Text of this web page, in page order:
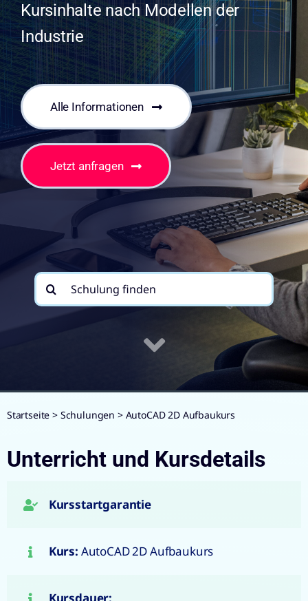
Kursinhalte nach Modellen der
Industrie
Alle Informationen
Jetzt anfragen
Suche
nach:
Startseite > Schulungen > AutoCAD 2D Aufbaukurs
Unterricht und Kursdetails
Kursstartgarantie
Kurs: AutoCAD 2D Aufbaukurs